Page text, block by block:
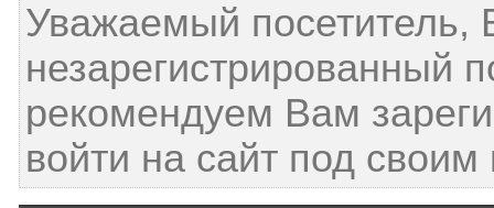
Уважаемый посетитель,
незарегистрированный
рекомендуем Вам
войти на сайт под